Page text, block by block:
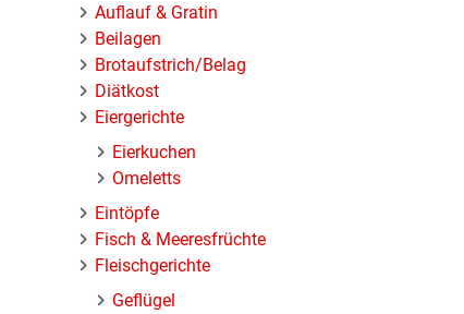
Auflauf & Gratin
Beilagen
Brotaufstrich/Belag
Diätkost
Eiergerichte
Eierkuchen
Omeletts
Eintöpfe
Fisch & Meeresfrüchte
Fleischgerichte
Geflügel